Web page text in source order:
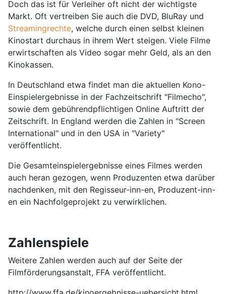
Doch das ist für Verleiher oft nicht der wichtigste
Markt. Oft vertreiben Sie auch die DVD, BluRay und
Streamingrechte, welche durch einen selbst kleinen
Kinostart durchaus in ihrem Wert steigen. Viele Filme
erwirtschaften als Video sogar mehr Geld, als an den
Kinokassen.
In Deutschland etwa findet man die aktuellen Kono-
Einspielergebnisse in der Fachzeitschrift "Filmecho",
sowie dem gebührendpflichtigen Online Auftritt der
Zeitschrift. In England werden die Zahlen in "Screen
International" und in den USA in "Variety"
veröffentlicht.
Die Gesamteinspielergebnisse eines Filmes werden
auch heran gezogen, wenn Produzenten etwa darüber
nachdenken, mit den Regisseur-inn-en, Produzent-inn-
en ein Nachfolgeprojekt zu verwirklichen.
Zahlenspiele
Weitere Zahlen werden auch auf der Seite der
Filmförderungsanstalt, FFA veröffentlicht.